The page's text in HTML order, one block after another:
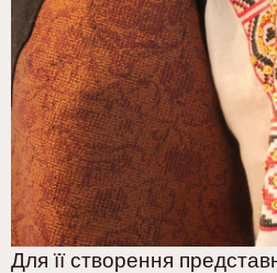
Для її створення